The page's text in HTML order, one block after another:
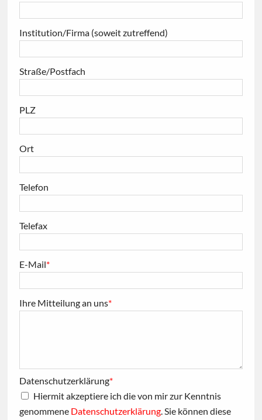
Institution/Firma (soweit zutreffend)
Straße/Postfach
PLZ
Ort
Telefon
Telefax
E-Mail*
Ihre Mitteilung an uns*
Datenschutzerklärung*
genommene Datenschutzerklärung. Sie können diese